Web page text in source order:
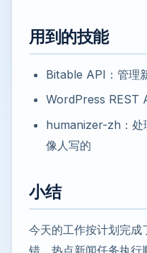
用到的技能
Bitable API：管理
WordPress REST
humanizer-zh：处
像人写的
小结
今天的工作按计划完成
错。热点新闻任务执行